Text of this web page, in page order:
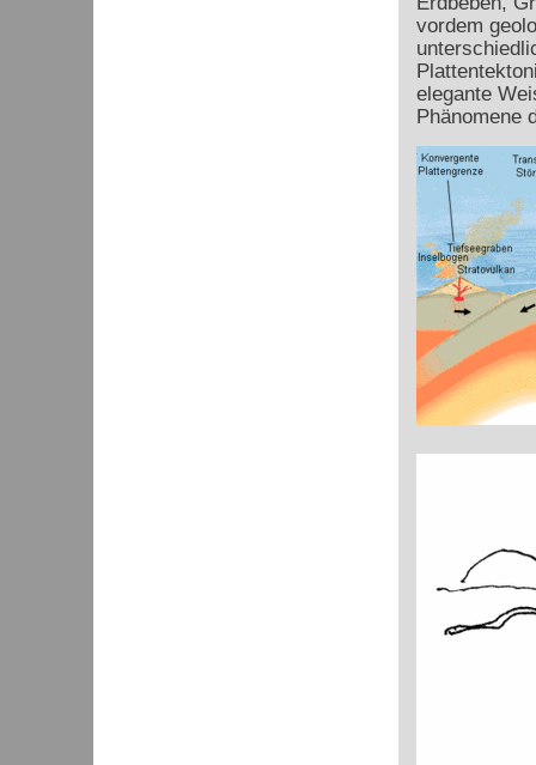
vordem
elegante
Phänomene